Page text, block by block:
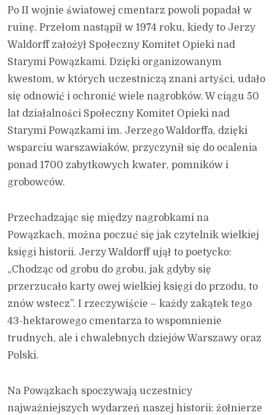
Po II wojnie światowej cmentarz powoli popadał w
ruinę. Przełom nastąpił w 1974 roku, kiedy to Jerzy
Waldorff założył Społeczny Komitet Opieki nad
Starymi Powązkami. Dzięki organizowanym
kwestom, w których uczestniczą znani artyści, udało
się odnowić i ochronić wiele nagrobków. W ciągu 50
lat działalności Społeczny Komitet Opieki nad
Starymi Powązkami im. Jerzego Waldorffa, dzięki
wsparciu warszawiaków, przyczynił się do ocalenia
ponad 1700 zabytkowych kwater, pomników i
grobowców.
Przechadzając się między nagrobkami na
Powązkach, można poczuć się jak czytelnik wielkiej
księgi historii. Jerzy Waldorff ujął to poetycko:
„Chodząc od grobu do grobu, jak gdyby się
przerzucało karty owej wielkiej księgi do przodu, to
znów wstecz”. I rzeczywiście – każdy zakątek tego
43-hektarowego cmentarza to wspomnienie
trudnych, ale i chwalebnych dziejów Warszawy oraz
Polski.
Na Powązkach spoczywają uczestnicy
najważniejszych wydarzeń naszej historii: żołnierze